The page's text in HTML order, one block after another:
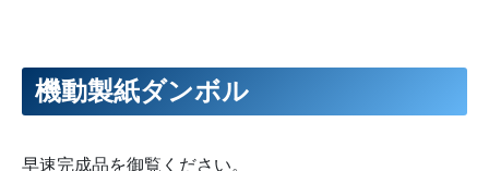
機動製紙ダンボル
早速完成品を御覧ください。